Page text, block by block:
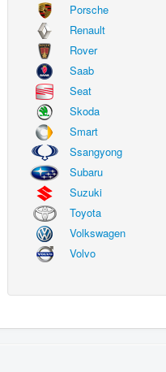
Porsche
Renault
Rover
Saab
Seat
Skoda
Smart
Ssangyong
Subaru
Suzuki
Toyota
Volkswagen
Volvo